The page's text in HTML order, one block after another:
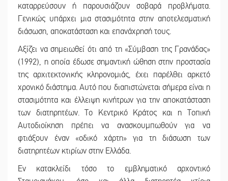
καταρρεύσουν ή παρουσιάζουν σοβαρά προβλήματα.
Γενικώς υπάρχει μια στασιμότητα στην αποτελεσματική
διάσωση, αποκατάσταση και επανάχρησή τους.
Αξίζει να σημειωθεί ότι από τη «Σύμβαση της Γρανάδας»
(1992), η οποία έδωσε σημαντική ώθηση στην προστασία
της αρχιτεκτονικής κληρονομιάς, έχει παρέλθει αρκετό
χρονικό διάστημα. Αυτό που διαπιστώνεται σήμερα είναι η
στασιμότητα και έλλειψη κινήτρων για την αποκατάσταση
των διατηρητέων. Το Κεντρικό Κράτος και η Τοπική
Αυτοδιοίκηση πρέπει να ανασκουμπωθούν για να
φτιάξουν έναν «οδικό χάρτη» για τη διάσωση των
διατηρητέων κτιρίων στην Ελλάδα.
Εν κατακλείδι τόσο το εμβληματικό αρχοντικό